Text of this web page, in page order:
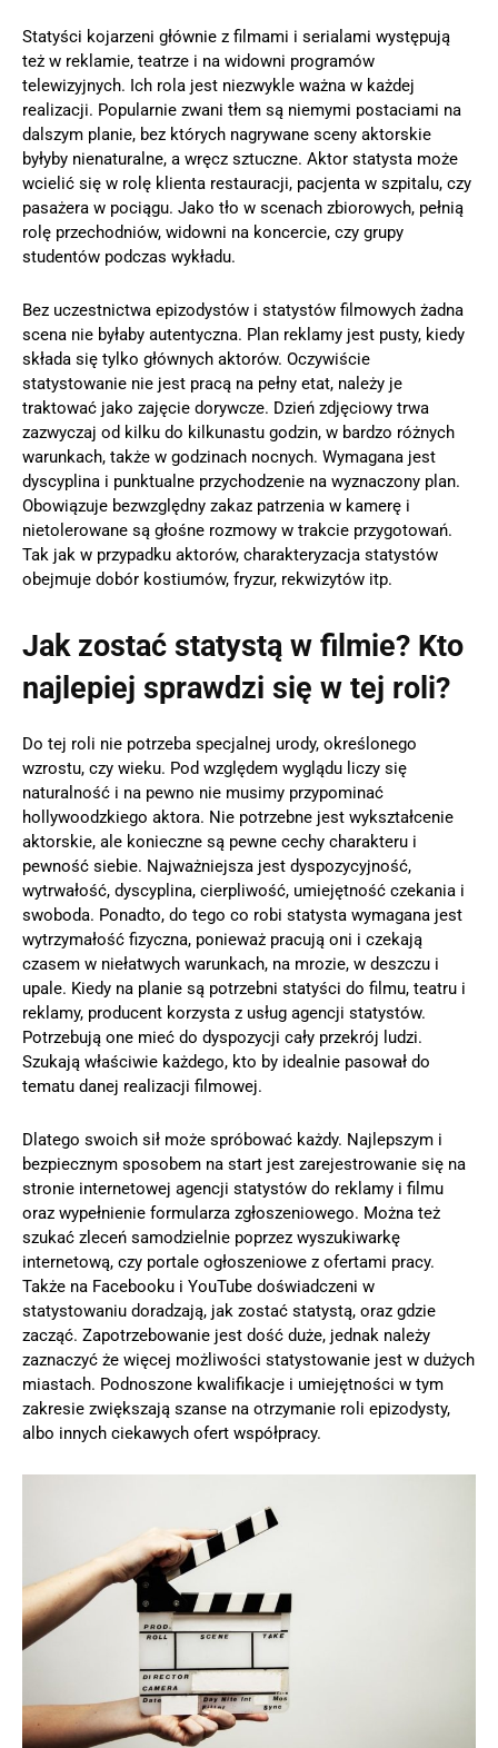
Statyści kojarzeni głównie z filmami i serialami występują
też w reklamie, teatrze i na widowni programów
telewizyjnych. Ich rola jest niezwykle ważna w każdej
realizacji. Popularnie zwani tłem są niemymi postaciami na
dalszym planie, bez których nagrywane sceny aktorskie
byłyby nienaturalne, a wręcz sztuczne. Aktor statysta może
wcielić się w rolę klienta restauracji, pacjenta w szpitalu, czy
pasażera w pociągu. Jako tło w scenach zbiorowych, pełnią
rolę przechodniów, widowni na koncercie, czy grupy
studentów podczas wykładu.
Bez uczestnictwa epizodystów i statystów filmowych żadna
scena nie byłaby autentyczna. Plan reklamy jest pusty, kiedy
składa się tylko głównych aktorów. Oczywiście
statystowanie nie jest pracą na pełny etat, należy je
traktować jako zajęcie dorywcze. Dzień zdjęciowy trwa
zazwyczaj od kilku do kilkunastu godzin, w bardzo różnych
warunkach, także w godzinach nocnych. Wymagana jest
dyscyplina i punktualne przychodzenie na wyznaczony plan.
Obowiązuje bezwzględny zakaz patrzenia w kamerę i
nietolerowane są głośne rozmowy w trakcie przygotowań.
Tak jak w przypadku aktorów, charakteryzacja statystów
obejmuje dobór kostiumów, fryzur, rekwizytów itp.
Jak zostać statystą w filmie? Kto
najlepiej sprawdzi się w tej roli?
Do tej roli nie potrzeba specjalnej urody, określonego
wzrostu, czy wieku. Pod względem wyglądu liczy się
naturalność i na pewno nie musimy przypominać
hollywoodzkiego aktora. Nie potrzebne jest wykształcenie
aktorskie, ale konieczne są pewne cechy charakteru i
pewność siebie. Najważniejsza jest dyspozycyjność,
wytrwałość, dyscyplina, cierpliwość, umiejętność czekania i
swoboda. Ponadto, do tego co robi statysta wymagana jest
wytrzymałość fizyczna, ponieważ pracują oni i czekają
czasem w niełatwych warunkach, na mrozie, w deszczu i
upale. Kiedy na planie są potrzebni statyści do filmu, teatru i
reklamy, producent korzysta z usług agencji statystów.
Potrzebują one mieć do dyspozycji cały przekrój ludzi.
Szukają właściwie każdego, kto by idealnie pasował do
tematu danej realizacji filmowej.
Dlatego swoich sił może spróbować każdy. Najlepszym i
bezpiecznym sposobem na start jest zarejestrowanie się na
stronie internetowej agencji statystów do reklamy i filmu
oraz wypełnienie formularza zgłoszeniowego. Można też
szukać zleceń samodzielnie poprzez wyszukiwarkę
internetową, czy portale ogłoszeniowe z ofertami pracy.
Także na Facebooku i YouTube doświadczeni w
statystowaniu doradzają, jak zostać statystą, oraz gdzie
zacząć. Zapotrzebowanie jest dość duże, jednak należy
zaznaczyć że więcej możliwości statystowanie jest w dużych
miastach. Podnoszone kwalifikacje i umiejętności w tym
zakresie zwiększają szanse na otrzymanie roli epizodysty,
albo innych ciekawych ofert współpracy.